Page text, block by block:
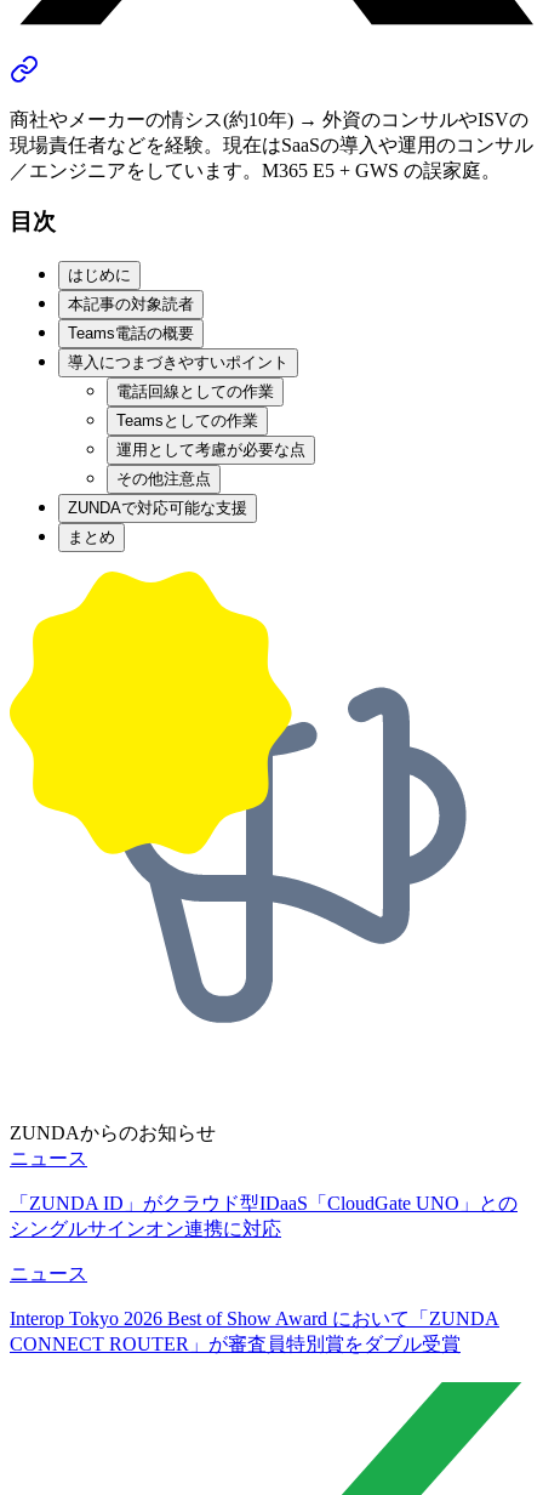
商社やメーカーの情シス(約10年) → 外資のコンサルやISVの
現場責任者などを経験。現在はSaaSの導入や運用のコンサル
／エンジニアをしています。M365 E5 + GWS の誤家庭。
目次
はじめに
本記事の対象読者
Teams電話の概要
導入につまづきやすいポイント
電話回線としての作業
Teamsとしての作業
運用として考慮が必要な点
その他注意点
ZUNDAで対応可能な支援
まとめ
ZUNDAからのお知らせ
ニュース
「ZUNDA ID」がクラウド型IDaaS「CloudGate UNO」との
シングルサインオン連携に対応
ニュース
Interop Tokyo 2026 Best of Show Award において「ZUNDA
CONNECT ROUTER」が審査員特別賞をダブル受賞